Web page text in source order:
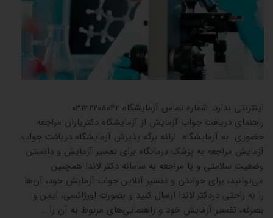
اینترنتی ندارد. شماره تماس آزمایشگاه 03132208042
راهنمای دریافت جواب آزمایش از آزمایشگاه دکتریاران مراجعه
حضوری به آزمایشگاه ارائه برگه پذیرش آزمایشگاه دریافت جواب
آزمایش مراجعه به پزشک درمانگاه برای تفسیر آزمایش و دانستن
وضعیت سلامتی و یا مراجعه به سامانه دکتر لاندا همچنین
می‌توانید، برای خواندن و تفسیر آنلاین جواب آزمایش خود، آن‌ها
را به راحتی دردکتر لاندا ارسال کنید و بصورت اورژانسی، ایمن و
بصرفه، تفسیر آزمایش خود و راهنمایی‌های مربوط به آن را …